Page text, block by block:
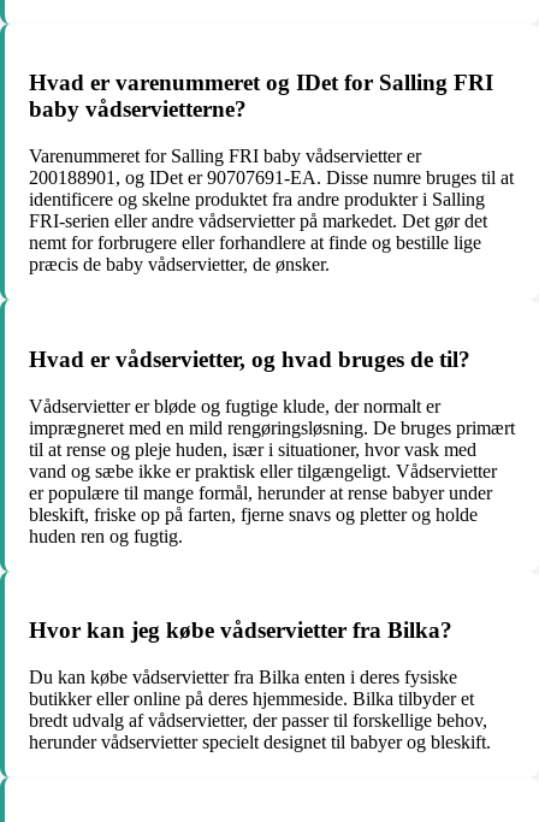
Hvad er varenummeret og IDet for Salling FRI
baby vådservietterne?
Varenummeret for Salling FRI baby vådservietter er
200188901, og IDet er 90707691-EA. Disse numre bruges til at
identificere og skelne produktet fra andre produkter i Salling
FRI-serien eller andre vådservietter på markedet. Det gør det
nemt for forbrugere eller forhandlere at finde og bestille lige
præcis de baby vådservietter, de ønsker.
Hvad er vådservietter, og hvad bruges de til?
Vådservietter er bløde og fugtige klude, der normalt er
imprægneret med en mild rengøringsløsning. De bruges primært
til at rense og pleje huden, især i situationer, hvor vask med
vand og sæbe ikke er praktisk eller tilgængeligt. Vådservietter
er populære til mange formål, herunder at rense babyer under
bleskift, friske op på farten, fjerne snavs og pletter og holde
huden ren og fugtig.
Hvor kan jeg købe vådservietter fra Bilka?
Du kan købe vådservietter fra Bilka enten i deres fysiske
butikker eller online på deres hjemmeside. Bilka tilbyder et
bredt udvalg af vådservietter, der passer til forskellige behov,
herunder vådservietter specielt designet til babyer og bleskift.